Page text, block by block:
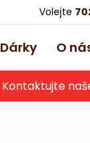
Volejte
Dárky O
Kontaktujte